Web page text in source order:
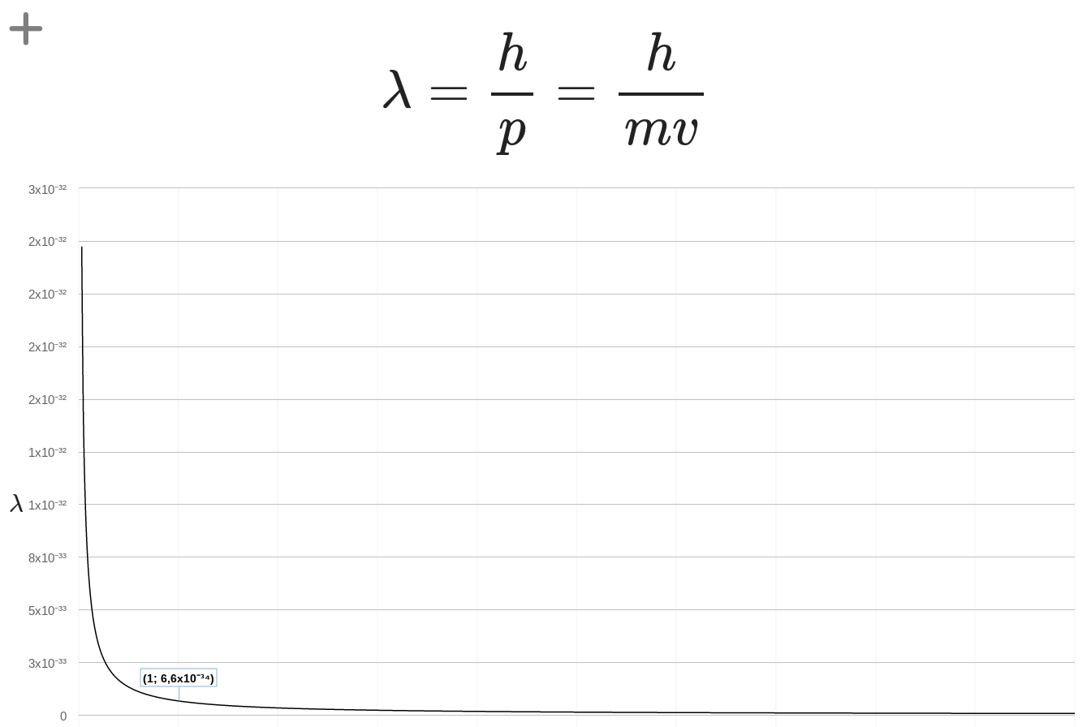
λ =
h
p
=
h
mv
hp v
λ
λ
(1; 6,6x10⁻³⁴)
3x10⁻³²
0
3x10⁻³³
5x10⁻³³
8x10⁻³³
1x10⁻³²
1x10⁻³²
2x10⁻³²
2x10⁻³²
2x10⁻³²
2x10⁻³²